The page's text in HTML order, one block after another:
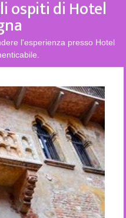
ospiti di Hotel
l'esperienza presso Hotel